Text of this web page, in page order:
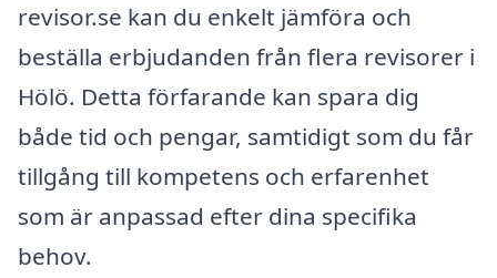
revisor.se kan du enkelt jämföra och
beställa erbjudanden från flera revisorer i
Hölö. Detta förfarande kan spara dig
både tid och pengar, samtidigt som du får
tillgång till kompetens och erfarenhet
som är anpassad efter dina specifika
behov.